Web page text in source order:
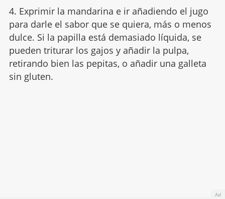
4. Exprimir la mandarina e ir añadiendo el jugo
para darle el sabor que se quiera, más o menos
dulce. Si la papilla está demasiado líquida, se
pueden triturar los gajos y añadir la pulpa,
retirando bien las pepitas, o añadir una galleta
sin gluten.
Ad